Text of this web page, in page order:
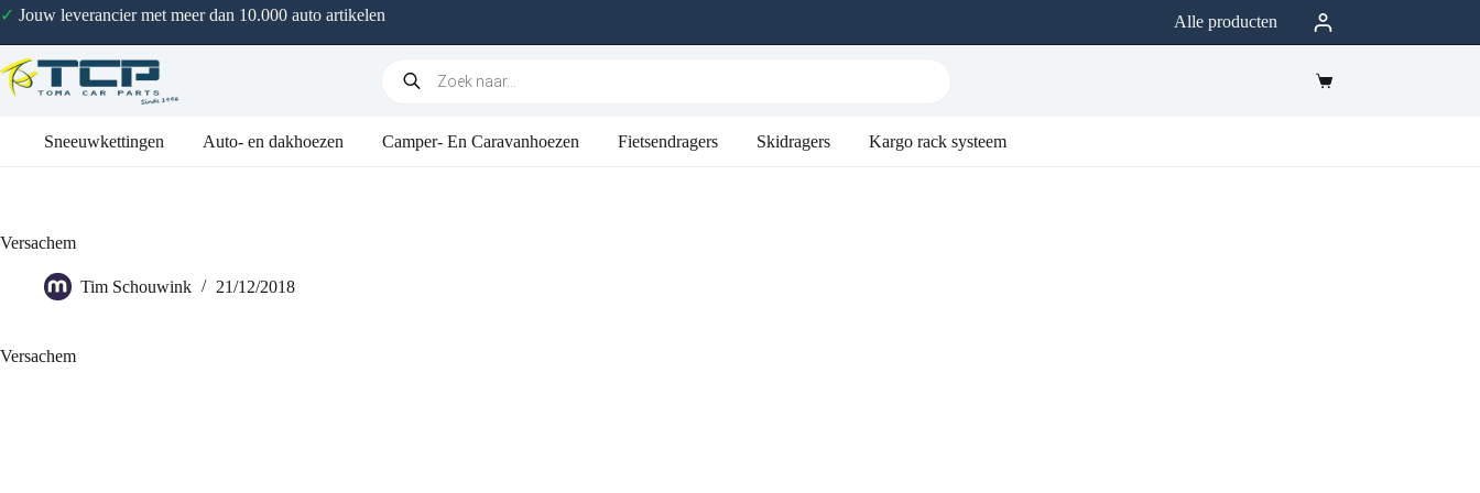
✓ Jouw leverancier met meer dan 10.000 auto artikelen Alle producten
Sneeuwkettingen Auto- en dakhoezen Camper- En Caravanhoezen Fietsendragers Skidragers Kargo rack systeem
Versachem
Tim Schouwink 21/12/2018
Versachem